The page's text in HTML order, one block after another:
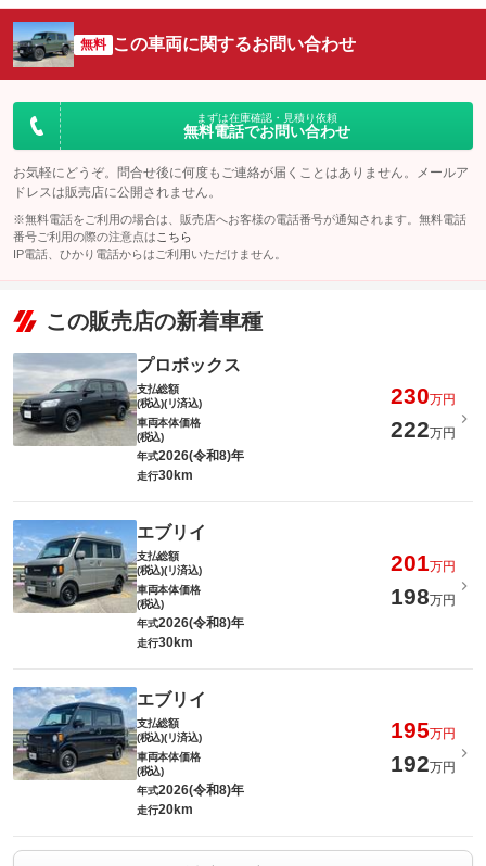
無料 この車両に関するお問い合わせ
まずは在庫確認・見積り依頼
無料電話でお問い合わせ
お気軽にどうぞ。問合せ後に何度もご連絡が届くことはありません。メールア
ドレスは販売店に公開されません。
※無料電話をご利用の場合は、販売店へお客様の電話番号が通知されます。無料電話
番号ご利用の際の注意点は こちら
IP電話、ひかり電話からはご利用いただけません。
この販売店の新着車種
プロボックス
支払総額
(税込)(リ済込)
230万円
車両本体価格
(税込)
222万円
年式2026(令和8)年
走行30km
エブリイ
支払総額
(税込)(リ済込)
201万円
車両本体価格
(税込)
198万円
年式2026(令和8)年
走行30km
エブリイ
支払総額
(税込)(リ済込)
195万円
車両本体価格
(税込)
192万円
年式2026(令和8)年
走行20km